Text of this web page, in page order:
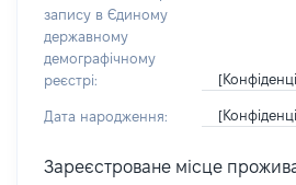
запису в Єдиному
державному
демографічному
реєстрі:
Дата народження:
Зареєстроване місце